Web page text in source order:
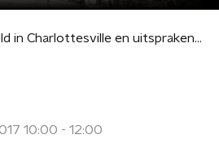
Geweld in Charlottesville en uitspraken Trump
10:00 - 12:00